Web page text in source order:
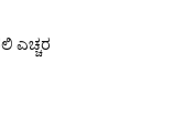
ಎಚ್ಚರ